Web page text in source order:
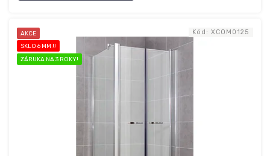
AKCE
SKLO 6 MM !!
ZÁRUKA NA 3 ROKY!
Kód: XCOM0125